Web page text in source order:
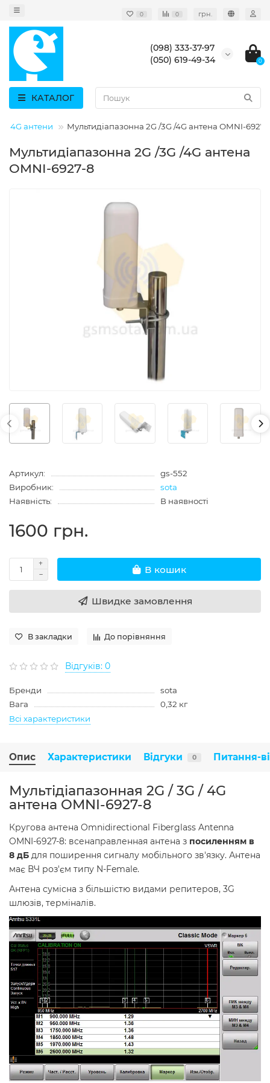
0 0 грн.
(098) 333-37-97
(050) 619-49-34
0
КАТАЛОГ
4G антени Мультидіапазонна 2G /3G /4G антена OMNI-6927-
Мультидіапазонна 2G /3G /4G антена
OMNI-6927-8
Артикул:
gs-552
Виробник:
sota
Наявність:
В наявності
1600 грн.
В кошик
Швидке замовлення
В закладки До порівняння
Відгуків: 0
Бренди
sota
Вага
0,32 кг
Всі характеристики
Опис Характеристики Відгуки 0 Питання-
Мультідіапазонная 2G / 3G / 4G
антена OMNI-6927-8
Кругова антена Omnidirectional Fiberglass Antenna
OMNI-6927-8: всенаправленная антена з посиленням в
8 дБ для поширення сигналу мобільного зв'язку. Антена
має ВЧ роз'єм типу N-Female.
Антена сумісна з більшістю видами репитеров, 3G
шлюзів, терміналів.